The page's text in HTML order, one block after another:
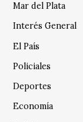
Mar del Plata
Interés General
El País
Policiales
Deportes
Economía